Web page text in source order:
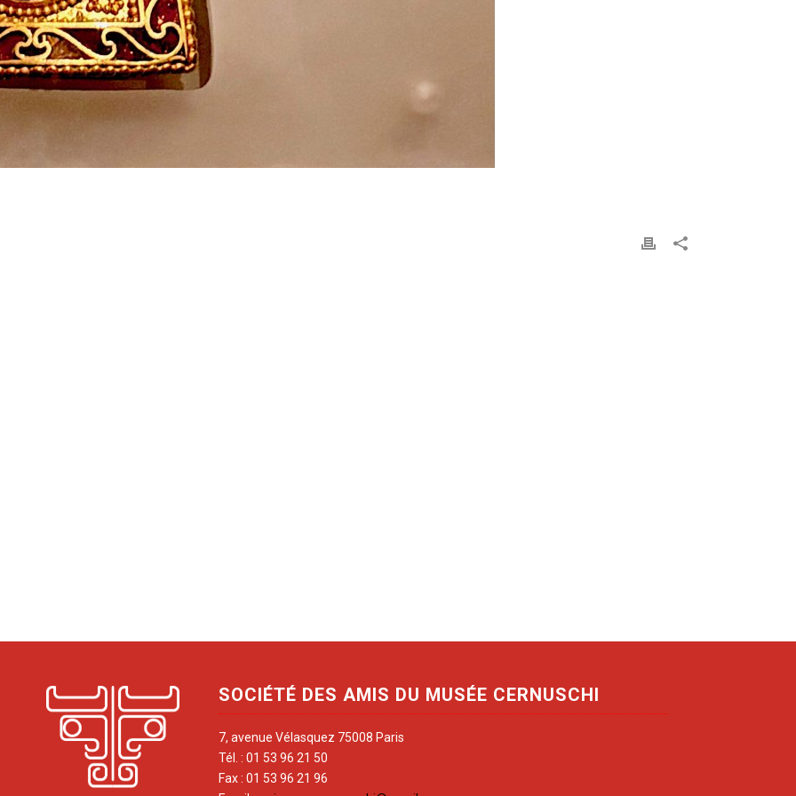
SOCIÉTÉ DES AMIS DU MUSÉE CERNUSCHI
7, avenue Vélasquez 75008 Paris
Tél. : 01 53 96 21 50
Fax : 01 53 96 21 96